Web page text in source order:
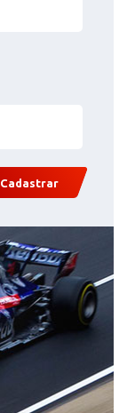
Cadastrar